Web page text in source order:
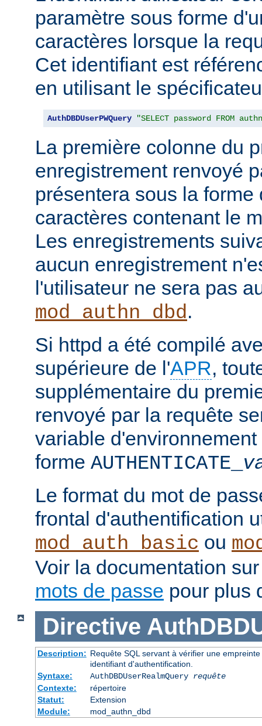
paramètre sous forme
caractères lorsque la
Cet identifiant est
en utilisant le
AuthDBDUserPWQuery "SELECT password FROM
La première colonne du
enregistrement renvoyé
présentera sous la
caractères contenant le
Les enregistrements
aucun enregistrement
l'utilisateur ne sera pas
mod_authn_dbd.
Si httpd a été compilé
supérieure de l'APR,
supplémentaire du
renvoyé par la requête
variable
forme AUTHENTICATE_
Le format du mot de
frontal d'authentification
mod_auth_basic ou
Voir la documentation
mots de passe pour plus
Directive
Description: Requête SQL servant à vérifier une
identifiant d'authentification.
Syntaxe:
AuthDBDUserRealmQuery requête
Contexte:
répertoire
Statut:
Extension
Module:
mod_authn_dbd